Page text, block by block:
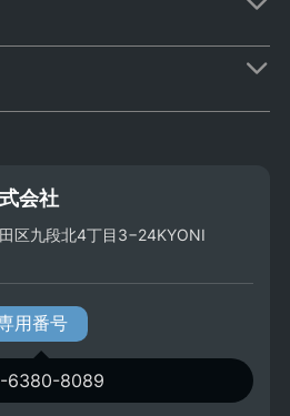
会社
区九段北4丁目3−24KYONI
用番号
6380-8089